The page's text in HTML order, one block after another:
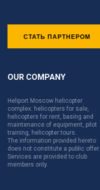
СТАТЬ ПАРТНЕРОМ
OUR COMPANY
Heliport Moscow helicopter
complex: helicopters for sale,
helicopters for rent, basing and
maintenance of equipment, pilot
training, helicopter tours.
The information provided hereto
does not constitute a public offer.
Services are provided to club
members only.